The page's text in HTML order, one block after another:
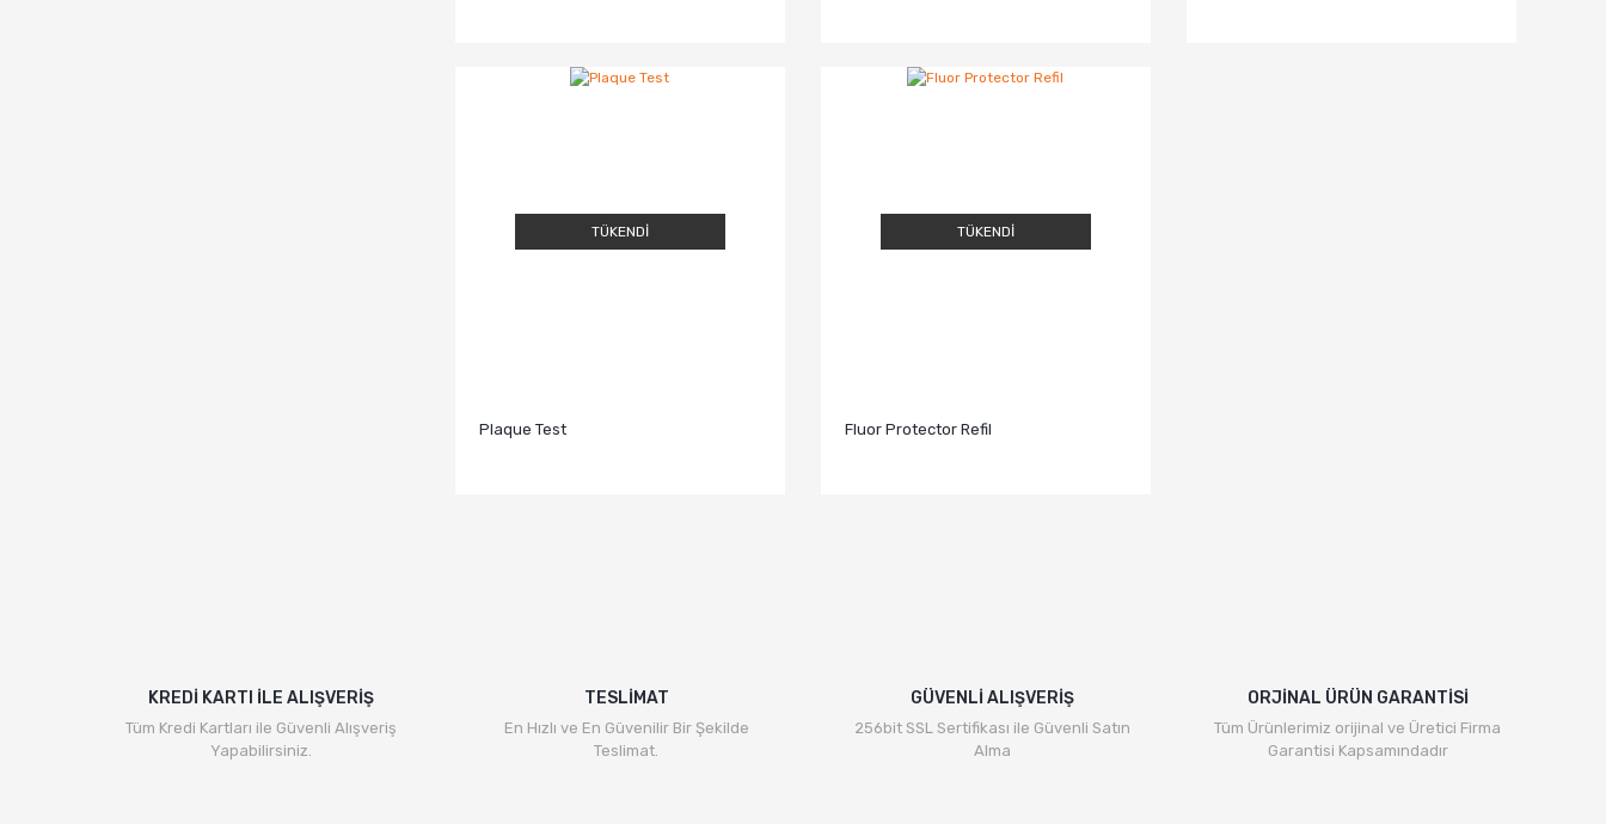
TÜKENDİ
Plaque Test
TÜKENDİ
Fluor Protector Refil
KREDİ KARTI İLE ALIŞVERİŞ
Tüm Kredi Kartları ile Güvenli Alışveriş
Yapabilirsiniz.
TESLİMAT
En Hızlı ve En Güvenilir Bir Şekilde
Teslimat.
GÜVENLİ ALIŞVERİŞ
256bit SSL Sertifikası ile Güvenli Satın
Alma
ORJİNAL ÜRÜN GARANTİSİ
Tüm Ürünlerimiz orijinal ve Üretici Firma
Garantisi Kapsamındadır